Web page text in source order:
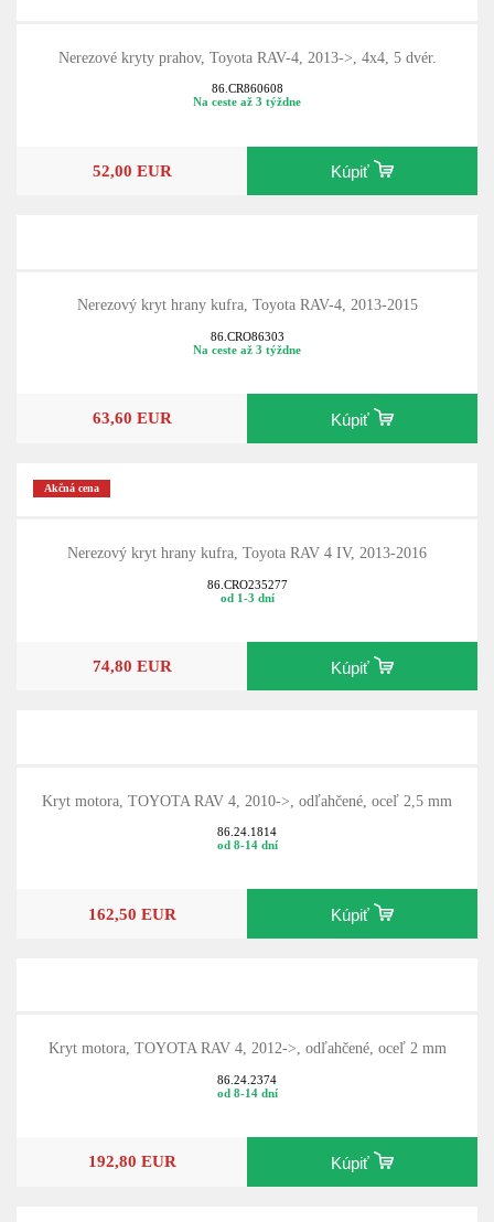
Nerezové kryty prahov, Toyota RAV-4, 2013->, 4x4, 5 dvér.
86.CR860608
Na ceste až 3 týždne
52,00 EUR Kúpiť
Nerezový kryt hrany kufra, Toyota RAV-4, 2013-2015
86.CRO86303
Na ceste až 3 týždne
63,60 EUR Kúpiť
Akčná cena
Nerezový kryt hrany kufra, Toyota RAV 4 IV, 2013-2016
86.CRO235277
od 1-3 dní
74,80 EUR Kúpiť
Kryt motora, TOYOTA RAV 4, 2010->, odľahčené, oceľ 2,5 mm
86.24.1814
od 8-14 dní
162,50 EUR Kúpiť
Kryt motora, TOYOTA RAV 4, 2012->, odľahčené, oceľ 2 mm
86.24.2374
od 8-14 dní
192,80 EUR Kúpiť